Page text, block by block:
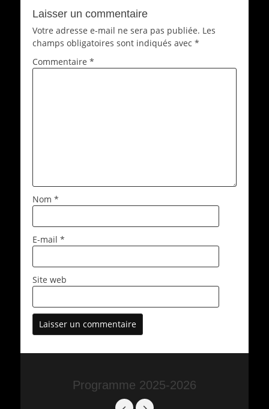
Laisser un commentaire
Votre adresse e-mail ne sera pas publiée. Les
champs obligatoires sont indiqués avec *
Commentaire *
Nom *
E-mail *
Site web
Programme 2025-2026